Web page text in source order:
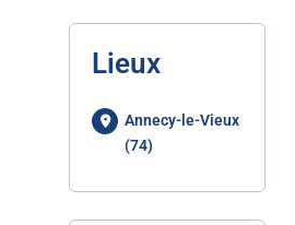
Lieux
Annecy-le-Vieux
(74)